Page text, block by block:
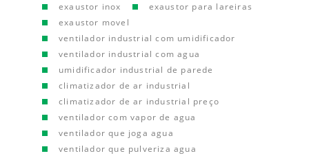
exaustor inox
exaustor para lareiras
exaustor movel
ventilador industrial com umidificador
ventilador industrial com agua
umidificador industrial de parede
climatizador de ar industrial
climatizador de ar industrial preço
ventilador com vapor de agua
ventilador que joga agua
ventilador que pulveriza agua